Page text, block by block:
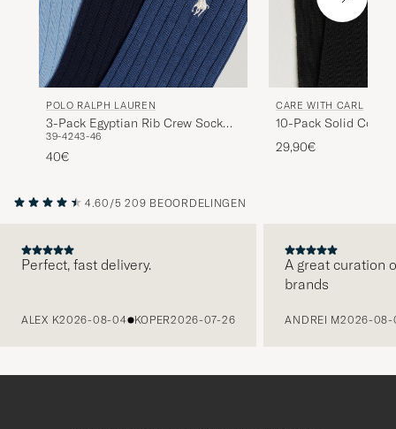
POLO RALPH LAUREN
3-Pack Egyptian Rib Crew Sock
Blue Combo
39-4243-46
40€
CARE WITH CARL
10-Pack Solid
BLACK
29,90€
4.60/5 209 BEOORDELINGEN
Perfect, fast delivery.
ALEX K2026-08-04 KOPER2026-07-26
A great curation
brands
ANDREI M2026-08-